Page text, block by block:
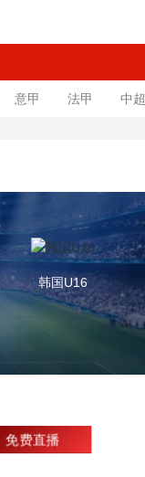
意甲 法甲 中超
韩国U16
免费直播